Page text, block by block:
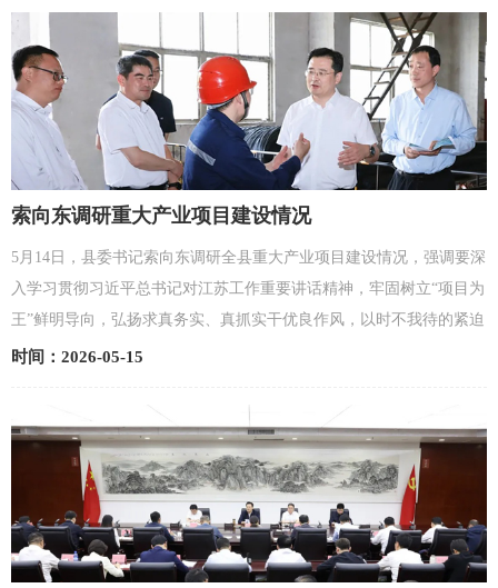
索向东调研重大产业项目建设情况
5月14日，县委书记索向东调研全县重大产业项目建设情况，强调要深
入学习贯彻习近平总书记对江苏工作重要讲话精神，牢固树立“项目为
王”鲜明导向，弘扬求真务实、真抓实干优良作风，以时不我待的紧迫
感和舍我其谁的责任感，紧盯节点、攻坚克难，全力...
时间：2026-05-15